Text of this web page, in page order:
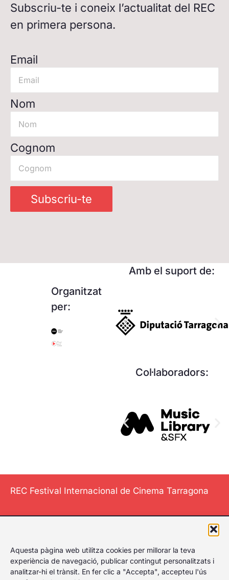
Aquesta pàgina web utilitza cookies per millorar la teva
experiència de navegació, publicar contingut personalitzats i
analitzar-hi el trànsit. En fer clic a "Accepta", accepteu l'ús
Subscriu-te i coneix l’actualitat del REC
en primera persona.
Email
Nom
Cognom
Subscriu-te
Organitzat
per:
Amb el suport de:
Col·laboradors:
REC Festival Internacional de Cinema Tarragona
Internacional de
Cinema de